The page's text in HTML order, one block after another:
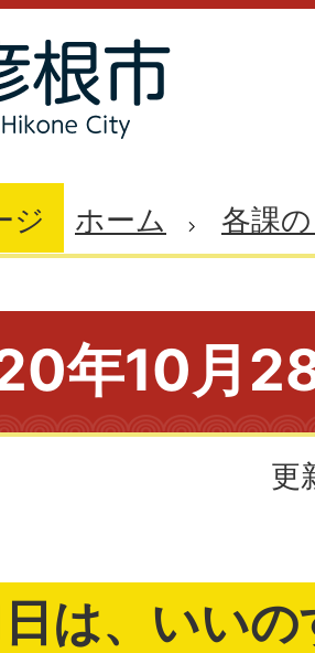
ジ ホーム 各課
年10月
更
日は、いい